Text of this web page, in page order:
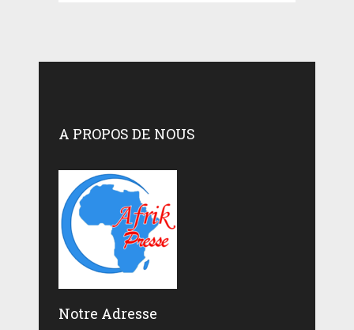
A PROPOS DE NOUS
Notre Adresse